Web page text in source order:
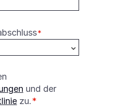
*
(öffnet
in
und der
(öffnet
zu.*